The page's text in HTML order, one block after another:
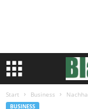
Start Business
BUSINESS